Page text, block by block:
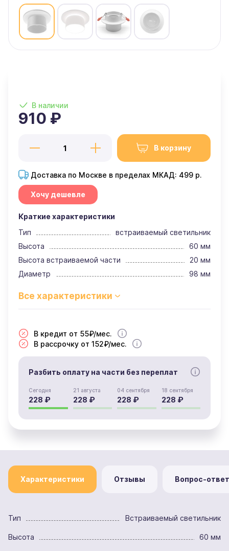
В наличии
910 ₽
В корзину
Доставка по Москве в пределах МКАД: 499 р.
Хочу дешевле
Краткие характеристики
Тип
встраиваемый светильник
Высота
60 мм
Высота встраиваемой части
20 мм
Диаметр
98 мм
В кредит от 55₽/мес.
В рассрочку от 152₽/мес.
Разбить оплату на части без переплат
Сегодня
228 ₽
21 августа
228 ₽
04 сентября
228 ₽
18 сентября
228 ₽
Характеристики Отзывы Вопрос-ответ
Тип Встраиваемый светильник
Высота 60 мм